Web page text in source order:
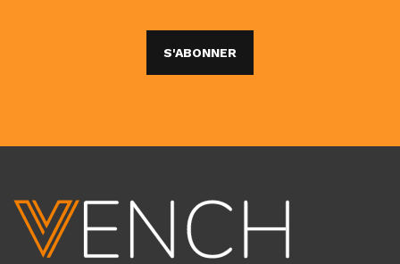
S'ABONNER